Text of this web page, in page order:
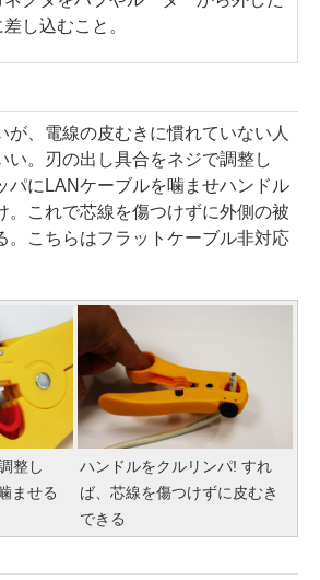
し込むこと。
、電線の皮むきに慣れていない人
い。刃の出し具合をネジで調整し
パにLANケーブルを噛ませハンドル
。これで芯線を傷つけずに外側の被
。こちらはフラットケーブル非対応
整し
ませる
ハンドルをクルリンパ! すれ
ば、芯線を傷つけずに皮むき
できる